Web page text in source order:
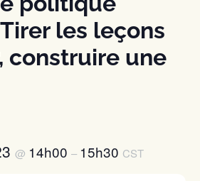
les leçons
construire une
@ 14h00 – 15h30 CST